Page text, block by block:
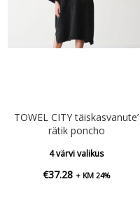
TOWEL CITY täiskasvanute’
rätik poncho
4 värvi valikus
€37.28 + KM 24%